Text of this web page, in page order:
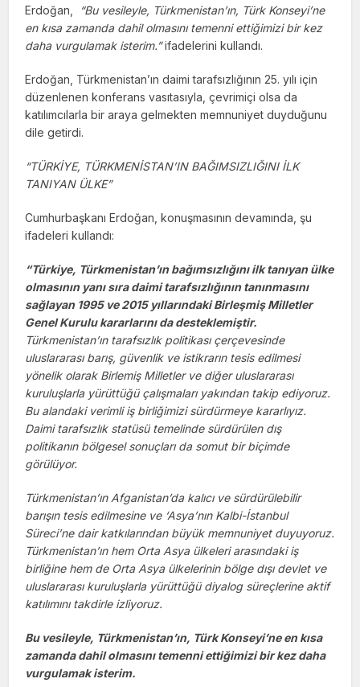
Erdoğan,
“Bu vesileyle, Türkmenistan’ın, Türk Konseyi’ne
en kısa zamanda dahil olmasını temenni ettiğimizi bir kez
daha vurgulamak isterim.”ifadelerini kullandı.
Erdoğan, Türkmenistan’ın daimi tarafsızlığının 25. yılı için
düzenlenen konferans vasıtasıyla, çevrimiçi olsa da
katılımcılarla bir araya gelmekten memnuniyet duyduğunu
dile getirdi.
“TÜRKİYE, TÜRKMENİSTAN’IN BAĞIMSIZLIĞINI İLK
TANIYAN ÜLKE”
Cumhurbaşkanı Erdoğan, konuşmasının devamında, şu
ifadeleri kullandı:
“Türkiye, Türkmenistan’ın bağımsızlığını ilk tanıyan ülke
olmasının yanı sıra daimi tarafsızlığının tanınmasını
sağlayan 1995 ve 2015 yıllarındaki Birleşmiş Milletler
Genel Kurulu kararlarını da desteklemiştir.
Türkmenistan’ın tarafsızlık politikası çerçevesinde
uluslararası barış, güvenlik ve istikrarın tesis edilmesi
yönelik olarak Birlemiş Milletler ve diğer uluslararası
kuruluşlarla yürüttüğü çalışmaları yakından takip ediyoruz.
Bu alandaki verimli iş birliğimizi sürdürmeye kararlıyız.
Daimi tarafsızlık statüsü temelinde sürdürülen dış
politikanın bölgesel sonuçları da somut bir biçimde
görülüyor.
Türkmenistan’ın Afganistan’da kalıcı ve sürdürülebilir
barışın tesis edilmesine ve ‘Asya’nın Kalbi-İstanbul
Süreci’ne dair katkılarından büyük memnuniyet duyuyoruz.
Türkmenistan’ın hem Orta Asya ülkeleri arasındaki iş
birliğine hem de Orta Asya ülkelerinin bölge dışı devlet ve
uluslararası kuruluşlarla yürüttüğü diyalog süreçlerine aktif
katılımını takdirle izliyoruz.
Bu vesileyle, Türkmenistan’ın, Türk Konseyi’ne en kısa
zamanda dahil olmasını temenni ettiğimizi bir kez daha
vurgulamak isterim.